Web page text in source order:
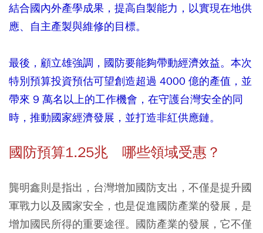
結合國內外產學成果，提高自製能力，以實現在地供
應、自主產製與維修的目標。
最後，顧立雄強調，國防要能夠帶動經濟效益。本次
特別預算投資預估可望創造超過 4000 億的產值，並
帶來 9 萬名以上的工作機會，在守護台灣安全的同
時，推動國家經濟發展，並打造非紅供應鏈。
國防預算1.25兆 哪些領域受惠？
龔明鑫則是指出，台灣增加國防支出，不僅是提升國
軍戰力以及國家安全，也是促進國防產業的發展，是
增加國民所得的重要途徑。國防產業的發展，它不僅